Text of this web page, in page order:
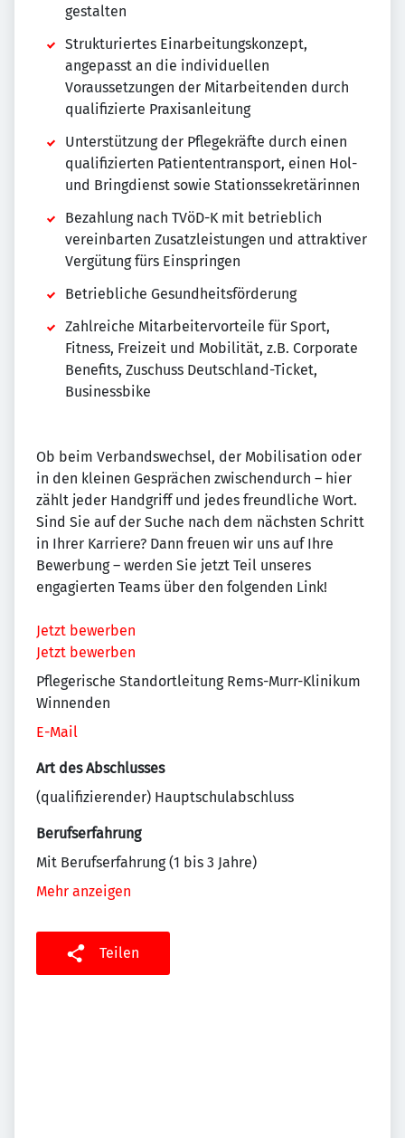
gestalten
Strukturiertes Einarbeitungskonzept,
angepasst an die individuellen
Voraussetzungen der Mitarbeitenden durch
qualifizierte Praxisanleitung
Unterstützung der Pflegekräfte durch einen
qualifizierten Patiententransport, einen Hol-
und Bringdienst sowie Stationssekretärinnen
Bezahlung nach TVöD-K mit betrieblich
vereinbarten Zusatzleistungen und attraktiver
Vergütung fürs Einspringen
Betriebliche Gesundheitsförderung
Zahlreiche Mitarbeitervorteile für Sport,
Fitness, Freizeit und Mobilität, z.B. Corporate
Benefits, Zuschuss Deutschland-Ticket,
Businessbike
Ob beim Verbandswechsel, der Mobilisation oder
in den kleinen Gesprächen zwischendurch – hier
zählt jeder Handgriff und jedes freundliche Wort.
Sind Sie auf der Suche nach dem nächsten Schritt
in Ihrer Karriere? Dann freuen wir uns auf Ihre
Bewerbung – werden Sie jetzt Teil unseres
engagierten Teams über den folgenden Link!
Jetzt bewerben
Jetzt bewerben
Pflegerische Standortleitung Rems-Murr-Klinikum
Winnenden
E-Mail
Art des Abschlusses
(qualifizierender) Hauptschulabschluss
Berufserfahrung
Mit Berufserfahrung (1 bis 3 Jahre)
Mehr anzeigen
Teilen